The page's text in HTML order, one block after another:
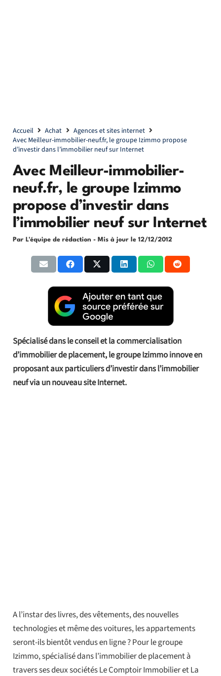
Accueil Achat
Agences et sites internet
Avec Meilleur-immobilier-neuf.fr, le groupe Izimmo propose
d’investir dans l’immobilier neuf sur Internet
Avec Meilleur-immobilier-
neuf.fr, le groupe Izimmo
propose d’investir dans
l’immobilier neuf sur Internet
Par L'équipe de rédaction - Mis à jour le 12/12/2012
Spécialisé dans le conseil et la commercialisation
d’immobilier de placement, le groupe Izimmo innove en
proposant aux particuliers d’investir dans l’immobilier
neuf via un nouveau site Internet.
A l’instar des livres, des vêtements, des nouvelles
technologies et même des voitures, les appartements
seront-ils bientôt vendus en ligne ? Pour le groupe
Izimmo, spécialisé dans l’immobilier de placement à
travers ses deux sociétés Le Comptoir Immobilier et La